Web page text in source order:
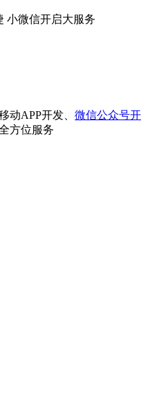
小微信开启大服务
移动APP开发、 微信公众号开
方位服务